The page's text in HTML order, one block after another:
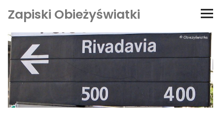
Zapiski Obieżyświatki
Podróże
Kultura i sztuka
Kątem oka